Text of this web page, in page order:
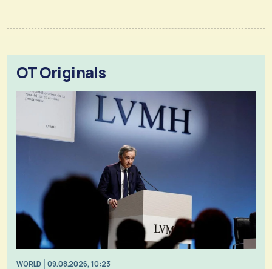
OT Originals
WORLD 09.08.2026, 10:23